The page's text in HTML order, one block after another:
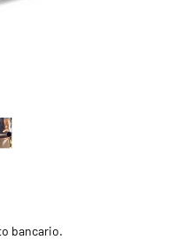
bancario.